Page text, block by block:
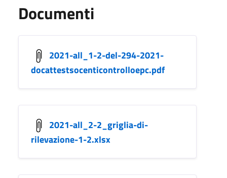
Documenti
2021-all_1-2-del-294-2021-
docattestsocenticontrolloepc.pdf
2021-all_2-2_griglia-di-
rilevazione-1-2.xlsx